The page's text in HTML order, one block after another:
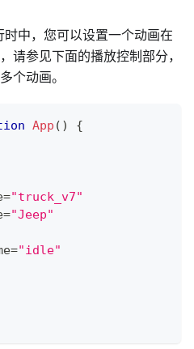
中，您可以设置一个动画在
请参见下面的播放控制部分，
个动画。
App ( )
{
="truck_v7"
="Jeep"
="idle"